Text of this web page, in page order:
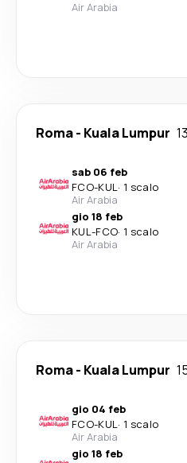
Air Arabia
Roma- Kuala Lumpur
sab 06 feb
FCO-KUL· 1 scalo
Air Arabia
gio 18 feb
KUL-FCO· 1 scalo
Air Arabia
Roma- Kuala Lumpur
gio 04 feb
FCO-KUL· 1 scalo
Air Arabia
gio 18 feb